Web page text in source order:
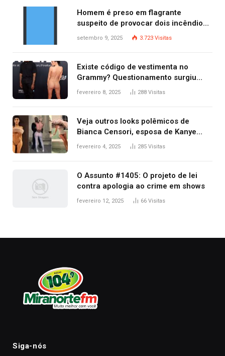
Homem é preso em flagrante
suspeito de provocar dois incêndios
criminosos no mesmo dia
setembro 9, 2025 3.723 Visitas
Existe código de vestimenta no
Grammy? Questionamento surgiu
após Bianca Censori, mulher de
fevereiro 8, 2025 288 Visitas
Veja outros looks polêmicos de
Bianca Censori, esposa de Kanye
West que apareceu nua no Grammy
fevereiro 4, 2025 285 Visitas
O Assunto #1405: O projeto de lei
contra apologia ao crime em shows
fevereiro 12, 2025 66 Visitas
Siga-nós